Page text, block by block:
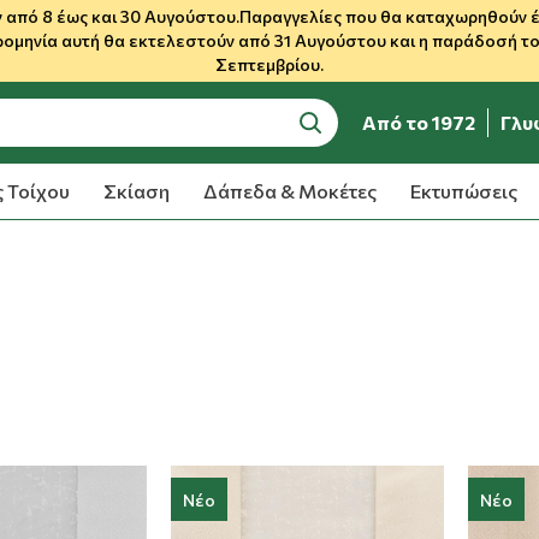
8 έως και 30 Αυγούστου.Παραγγελίες που θα καταχωρηθούν
αυτή θα εκτελεστούν από 31 Αυγούστου και η παράδοσή
Σεπτεμβρίου.
search
Από το 1972
Τοίχου Σκίαση Δάπεδα & Μοκέτες Εκτυπώσεις
Νέο Νέο